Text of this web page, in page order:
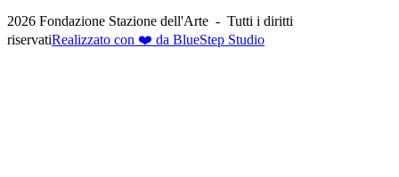
2026 Fondazione Stazione dell'Arte - Tutti i diritti
riservatiRealizzato con ❤️ da BlueStep Studio